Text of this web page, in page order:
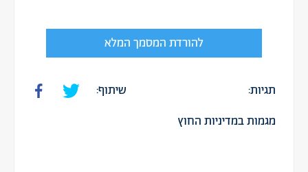
להורדת המסמך המלא
שיתוף:
תגיות:
מגמות במדיניות החוץ